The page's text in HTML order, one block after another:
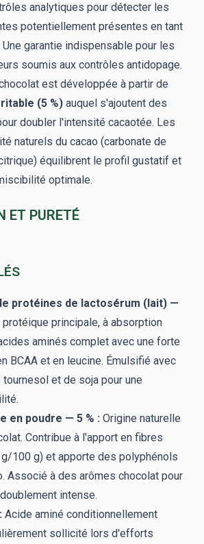
analytiques pour détecter les
potentiellement présentes en tant
garantie indispensable pour les
soumis aux contrôles antidopage.
est développée à partir de
(5 %) auquel s'ajoutent des
doubler l'intensité cacaotée. Les
naturels du cacao (carbonate de
équilibrent le profil gustatif et
optimale.
ET PURETÉ
protéines de lactosérum (lait) —
protéique principale, à absorption
aminés complet avec une forte
BCAA et en leucine. Émulsifié avec
et de soja pour une
en poudre — 5 % : Origine naturelle
Contribue à l'apport en fibres
100 g) et apporte des polyphénols
Associé à des arômes chocolat pour
intense.
Acide aminé conditionnellement
sollicité lors d'efforts